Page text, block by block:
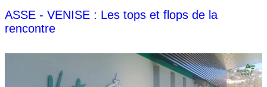
ASSE - VENISE : Les tops et flops de la
rencontre